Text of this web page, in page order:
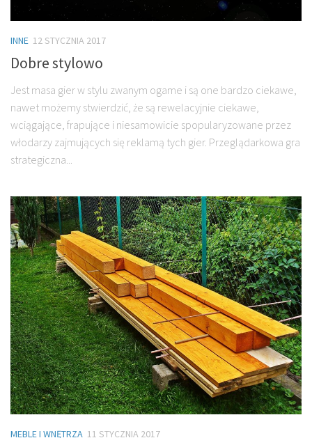
INNE 12 STYCZNIA 2017
Dobre stylowo
Jest masa gier w stylu zwanym ogame i są one bardzo ciekawe,
nawet możemy stwierdzić, że są rewelacyjnie ciekawe,
wciągające, frapujące i niesamowicie spopularyzowane przez
włodarzy zajmujących się reklamą tych gier. Przeglądarkowa gra
strategiczna...
MEBLE I WNĘTRZA 11 STYCZNIA 2017